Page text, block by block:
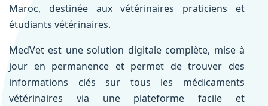
Maroc, destinée aux vétérinaires praticiens et
étudiants vétérinaires.
MedVet est une solution digitale complète, mise à
jour en permanence et permet de trouver des
informations clés sur tous les médicaments
vétérinaires via une plateforme facile et